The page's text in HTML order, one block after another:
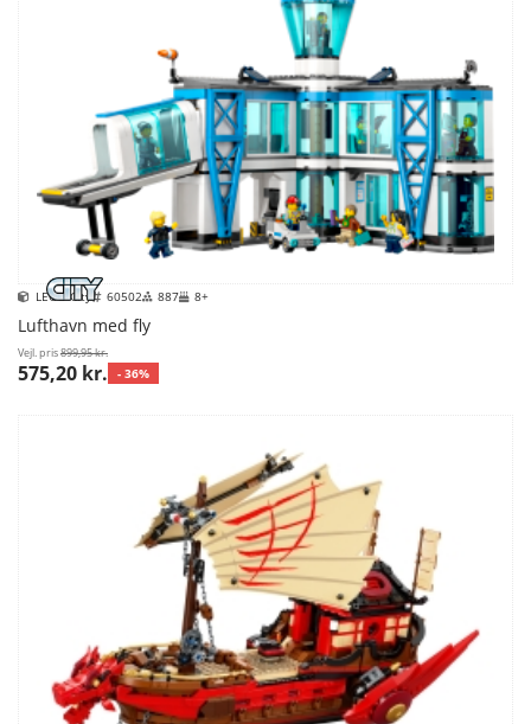
LEGO City 60502 887 8+
Lufthavn med fly
Vejl. pris899,95 kr.
575,20 kr. - 36%